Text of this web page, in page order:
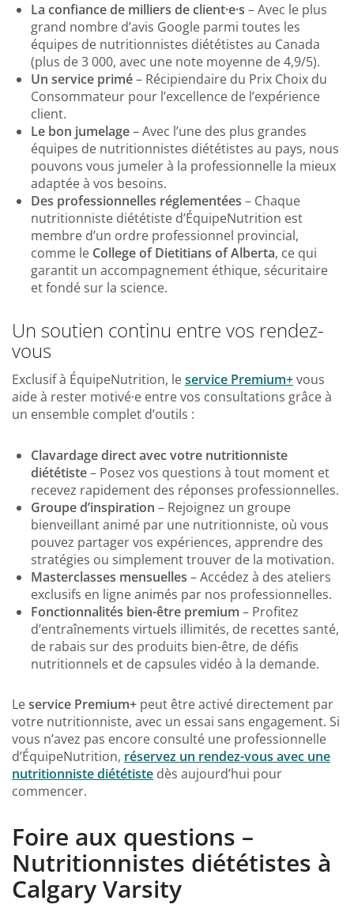
La confiance de milliers de client·e·s – Avec le plus
grand nombre d’avis Google parmi toutes les
équipes de nutritionnistes diététistes au Canada
(plus de 3 000, avec une note moyenne de 4,9/5).
Un service primé– Récipiendaire du Prix Choix du
Consommateur pour l’excellence de l’expérience
client.
Le bon jumelage– Avec l’une des plus grandes
équipes de nutritionnistes diététistes au pays, nous
pouvons vous jumeler à la professionnelle la mieux
adaptée à vos besoins.
Des professionnelles réglementées – Chaque
nutritionniste diététiste d’ÉquipeNutrition est
membre d’un ordre professionnel provincial,
comme le College of Dietitians of Alberta, ce qui
garantit un accompagnement éthique, sécuritaire
et fondé sur la science.
Un soutien continu entre vos rendez-
vous
Exclusif à ÉquipeNutrition, leservice Premium+vous
aide à rester motivé·e entre vos consultations grâce à
un ensemble complet d’outils :
Clavardage direct avec votre nutritionniste
diététiste– Posez vos questions à tout moment et
recevez rapidement des réponses professionnelles.
Groupe d’inspiration – Rejoignez un groupe
bienveillant animé par une nutritionniste, où vous
pouvez partager vos expériences, apprendre des
stratégies ou simplement trouver de la motivation.
Masterclasses mensuelles – Accédez à des ateliers
exclusifs en ligne animés par nos professionnelles.
Fonctionnalités bien-être premium – Profitez
d’entraînements virtuels illimités, de recettes santé,
de rabais sur des produits bien-être, de défis
nutritionnels et de capsules vidéo à la demande.
Leservice Premium+ peut être activé directement par
votre nutritionniste, avec un essai sans engagement. Si
vous n’avez pas encore consulté une professionnelle
d’ÉquipeNutrition, réservez un rendez-vous avec une
nutritionniste diététiste dès aujourd’hui pour
commencer.
Foire aux questions –
Nutritionnistes diététistes à
Calgary Varsity